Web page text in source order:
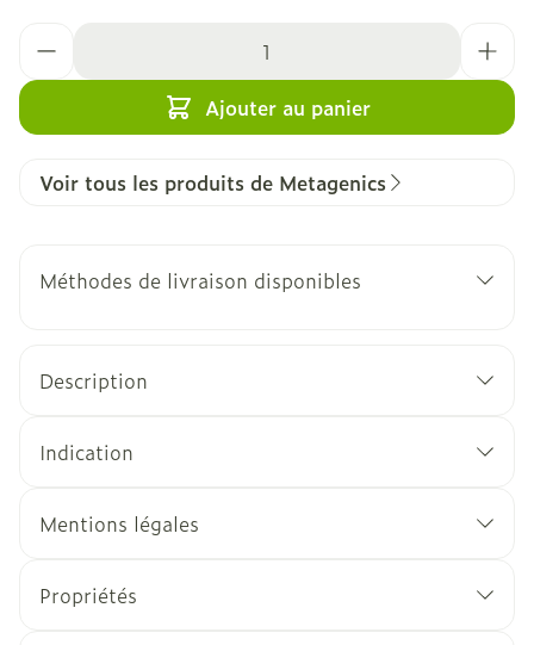
Ajouter au panier
Voir tous les produits de Metagenics
Méthodes de livraison disponibles
Description
Indication
Mentions légales
Propriétés